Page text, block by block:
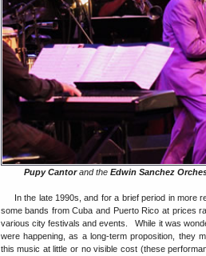
Pupy Cantorand the Edwin Sanchez
In the late 1990s, and for a brief period in more
some bands from Cuba and Puerto Rico at prices
various city festivals and events. While it was
were happening, as a long-term proposition, they
this music at little or no visible cost (these